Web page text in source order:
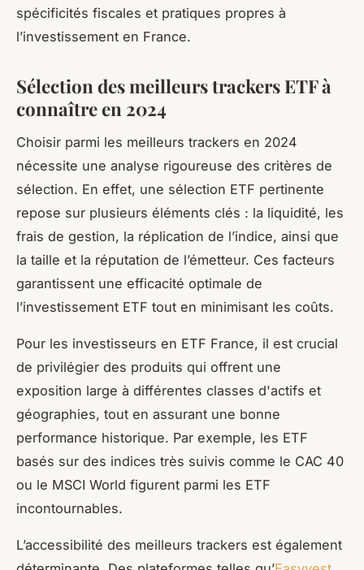
spécificités fiscales et pratiques propres à
l’investissement en France.
Sélection des meilleurs trackers ETF à
connaître en 2024
Choisir parmi les meilleurs trackers en 2024
nécessite une analyse rigoureuse des critères de
sélection. En effet, une sélection ETF pertinente
repose sur plusieurs éléments clés : la liquidité, les
frais de gestion, la réplication de l’indice, ainsi que
la taille et la réputation de l’émetteur. Ces facteurs
garantissent une efficacité optimale de
l’investissement ETF tout en minimisant les coûts.
Pour les investisseurs en ETF France, il est crucial
de privilégier des produits qui offrent une
exposition large à différentes classes d'actifs et
géographies, tout en assurant une bonne
performance historique. Par exemple, les ETF
basés sur des indices très suivis comme le CAC 40
ou le MSCI World figurent parmi les ETF
incontournables.
L’accessibilité des meilleurs trackers est également